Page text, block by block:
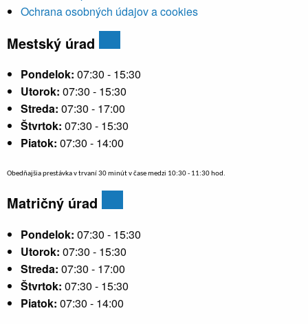
Ochrana osobných údajov a cookies
Mestský úrad
Pondelok: 07:30 - 15:30
Utorok: 07:30 - 15:30
Streda: 07:30 - 17:00
Štvrtok: 07:30 - 15:30
Piatok: 07:30 - 14:00
Obedňajšia prestávka v trvaní 30 minút v čase medzi 10:30 - 11:30 hod.
Matričný úrad
Pondelok: 07:30 - 15:30
Utorok: 07:30 - 15:30
Streda: 07:30 - 17:00
Štvrtok: 07:30 - 15:30
Piatok: 07:30 - 14:00